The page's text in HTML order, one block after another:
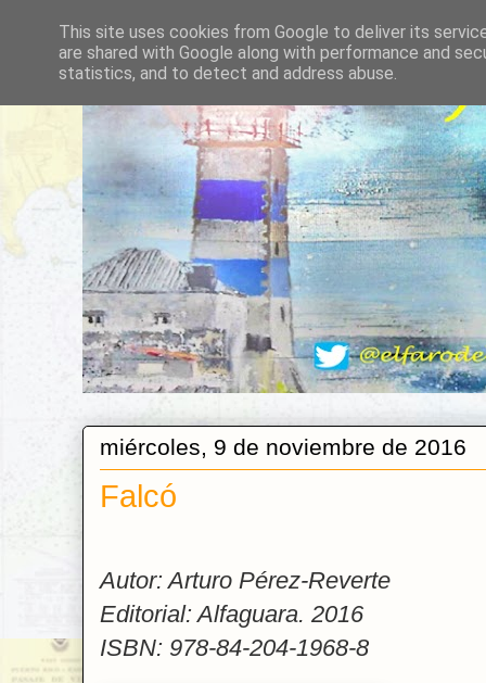
miércoles, 9 de noviembre de 2016
Falcó
Autor: Arturo Pérez-Reverte
Editorial: Alfaguara. 2016
ISBN: 978-84-204-1968-8
This site uses cookies from Google to deliver its
are shared with Google along with performance and
statistics, and to detect and address abuse.